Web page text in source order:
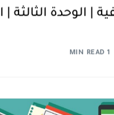
| الوحدة الثالثة
1 MIN READ